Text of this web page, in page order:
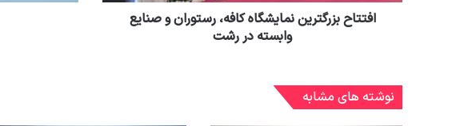
افتتاح بزرگترین نمایشگاه کافه، رستوران و صنایع
وابسته در رشت
نوشته های مشابه